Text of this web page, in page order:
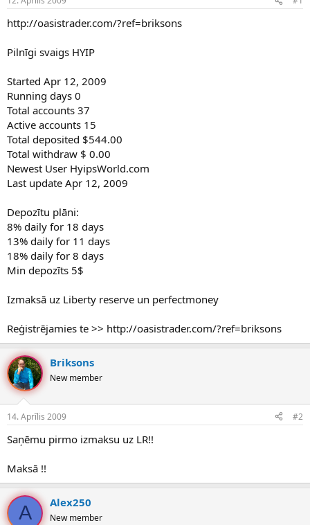
n
a
u
s
c
ē
j
s
a
u
s
http://oasistrader.com/?ref=briksons
Pilnīgi svaigs HYIP
Started Apr 12, 2009
Running days 0
Total accounts 37
Active accounts 15
Total deposited $544.00
Total withdraw $ 0.00
Newest User HyipsWorld.com
Last update Apr 12, 2009
Depozītu plāni:
8% daily for 18 days
13% daily for 11 days
18% daily for 8 days
Min depozīts 5$
Izmaksā uz Liberty reserve un perfectmoney
Reģistrējamies te >> http://oasistrader.com/?ref=briksons
Briksons
New member
14. Aprīlis 2009 #2
Saņēmu pirmo izmaksu uz LR!!
Maksā !!
A Alex250
New member